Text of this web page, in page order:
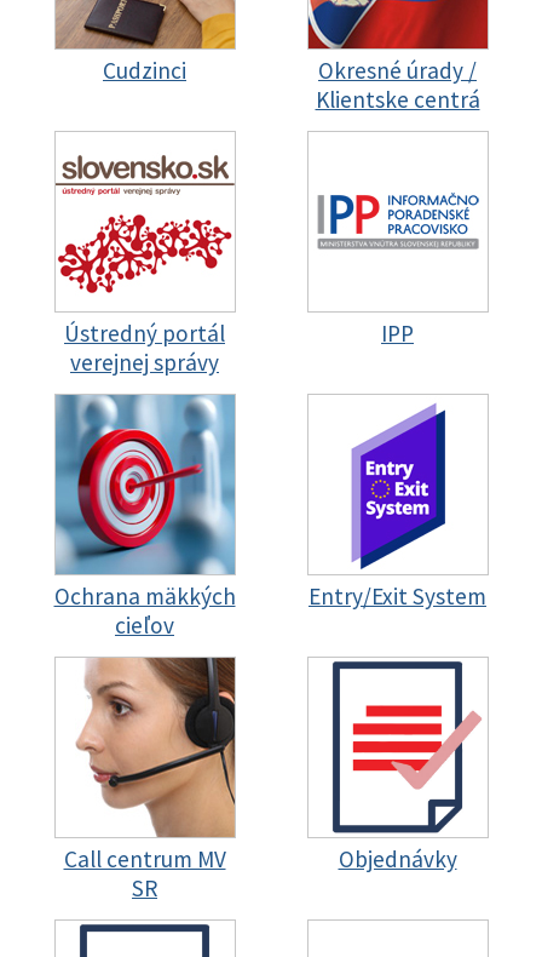
Cudzinci
Okresné úrady /
Klientske centrá
Ústredný portál
verejnej správy
IPP
Ochrana mäkkých
cieľov
Entry/Exit System
Call centrum MV
SR
Objednávky